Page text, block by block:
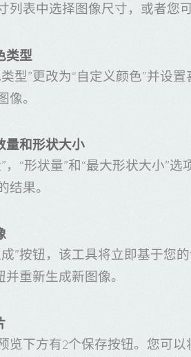
列表中选择图像尺寸，或者您
类型
型”更改为“自定义颜色”并设
像。
量和形状大小
，“形状量”和“最大形状大小”
结果。
”按钮，该工具将立即基于您
并重新生成新图像。
览下方有2个保存按钮。您可以